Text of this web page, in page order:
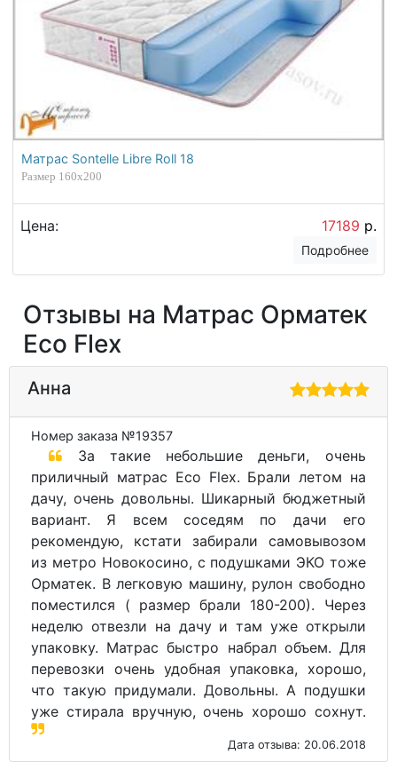
Матрас Sontelle Libre Roll 18
Размер 160х200
Цена: 17189 р.
Подробнее
Отзывы на Матрас Орматек
Eco Flex
Анна
Номер заказа №19357
За такие небольшие деньги, очень
приличный матрас Eco Flex. Брали летом на
дачу, очень довольны. Шикарный бюджетный
вариант. Я всем соседям по дачи его
рекомендую, кстати забирали самовывозом
из метро Новокосино, с подушками ЭКО тоже
Орматек. В легковую машину, рулон свободно
поместился ( размер брали 180-200). Через
неделю отвезли на дачу и там уже открыли
упаковку. Матрас быстро набрал объем. Для
перевозки очень удобная упаковка, хорошо,
что такую придумали. Довольны. А подушки
уже стирала вручную, очень хорошо сохнут.
Дата отзыва: 20.06.2018